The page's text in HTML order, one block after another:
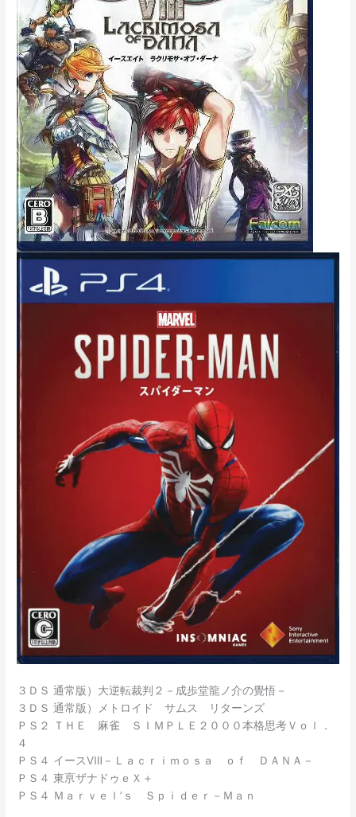
３ＤＳ 通常版）大逆転裁判２－成歩堂龍ノ介の覺悟－
３ＤＳ 通常版）メトロイド サムス リターンズ
ＰＳ２ ＴＨＥ 麻雀 ＳＩＭＰＬＥ２０００本格思考Ｖｏｌ．
４
ＰＳ４ イースⅧ－Ｌａｃｒｉｍｏｓａ ｏｆ ＤＡＮＡ－
ＰＳ４ 東亰ザナドゥｅＸ＋
ＰＳ４ Ｍａｒｖｅｌ’ｓ Ｓｐｉｄｅｒ－Ｍａｎ